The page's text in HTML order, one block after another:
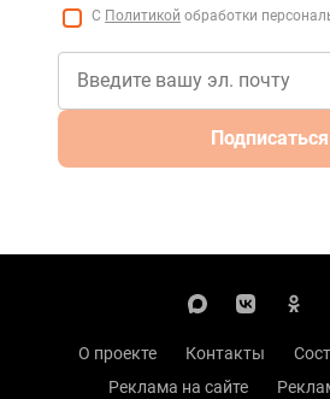
С Политикой обработки
Подписаться
О проекте Контакты
Реклама на сайте